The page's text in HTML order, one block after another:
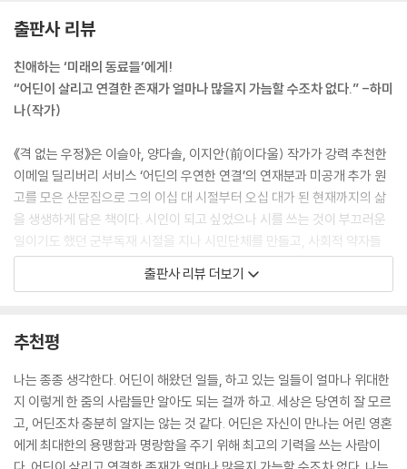
정적으로, 고민은 집중해서 들어주시는 무엇보다 공평하고 너그러운 선생
님과 공부할 준비가, 어린이들은 언제나, 늘, 항상 되어 있다. 인류의 유산
이 전승되는 현장이다.
--- p.38 「나도 막 살고 싶다 _어린이글방」 중에서
글방에서 나는 세상의 모든 엄마를 만난다. 일곱 밤만 자면 돌아온다고 할
머니 집에 맡겨두고는 서른 중반이 넘은 지금까지도 오지 않는 엄마, 알코
올중독자 엄마, 사자의 갈기 같은 머리를 한 엄마, 나를 낳고 산후조리를 제
대로 못 해 일찍 죽은 엄마, 가부장제에 복무하는 엄마, 가부장제에 저항하
는 엄마, 그 모든 엄마들은 딸의 글에서 생생한 표정을 얻는다.
--- p.56 「유전자 혁명, 은밀하고 위대하게 _직장인여성글방」 중에서
“결, 상황을 설명해 줄 수 있겠어?”
어요. 개같은 경찰들이.”
“다 있어요. 저희 다요.”
“결, 내 말 잘 들어요. 오늘은 일단 집에 들어갑시다. 지금 다들 약간 흥분한
상태라 오늘은 집에…”
말이 채 끝나기도 전에 결이 대답했다.
출판사 리뷰
친애하는 ‘미래의 동료들’에게!
“어딘이 살리고 연결한 존재가 얼마나 많을지 가늠할 수조차 없다.” -하미
나(작가)
《격 없는 우정》은 이슬아, 양다솔, 이지안(前이다울) 작가가 강력 추천한
이메일 딜리버리 서비스 ‘어딘의 우연한 연결’의 연재분과 미공개 추가 원
고를 모은 산문집으로 그의 이십 대 시절부터 오십 대가 된 현재까지의 삶
을 생생하게 담은 책이다. 시인이 되고 싶었으나 시를 쓰는 것이 부끄러운
일이기도 했던 군부독재 시절을 지나 시민단체를 만들고, 사회적 약자들
곁에서 밤낮으로 운동을 펼치면서도 글을 쓰고 싶은 사람들이 모인 글방을
열며 ‘쓰는 자’의 정체성을 지속한다. 그의 종횡무진하고 생동감 넘치는 삶
선생님이지만 초등학생 소년에게도 이삼십 대 청년에게도 저자는 ‘어딘’이
라는 별칭으로 불린다. 어린이글방에서 《톰 소여의 모험》을 읽은 열 살 신
밧드가 ‘나도 톰처럼 막 살아 보고 싶다. 보물을 찾아 모험을 떠나고 싶
다’고 발표하는 것을 공감하며 놀라워하지만, 한편으로는 선생님으로서
‘모험’으로 발견된 아메리카 대륙이 백인들에게나 ‘발견’일 뿐 원주민의 입
장에서는 ‘침입’일 수 있음을 가르쳐 주기도 한다. 학교 선생님이 여자아이
출판사 리뷰 더보기
추천평
나는 종종 생각한다. 어딘이 해왔던 일들, 하고 있는 일들이 얼마나 위대한
지 이렇게 한 줌의 사람들만 알아도 되는 걸까 하고. 세상은 당연히 잘 모르
고, 어딘조차 충분히 알지는 않는 것 같다. 어딘은 자신이 만나는 어린 영혼
에게 최대한의 용맹함과 명랑함을 주기 위해 최고의 기력을 쓰는 사람이